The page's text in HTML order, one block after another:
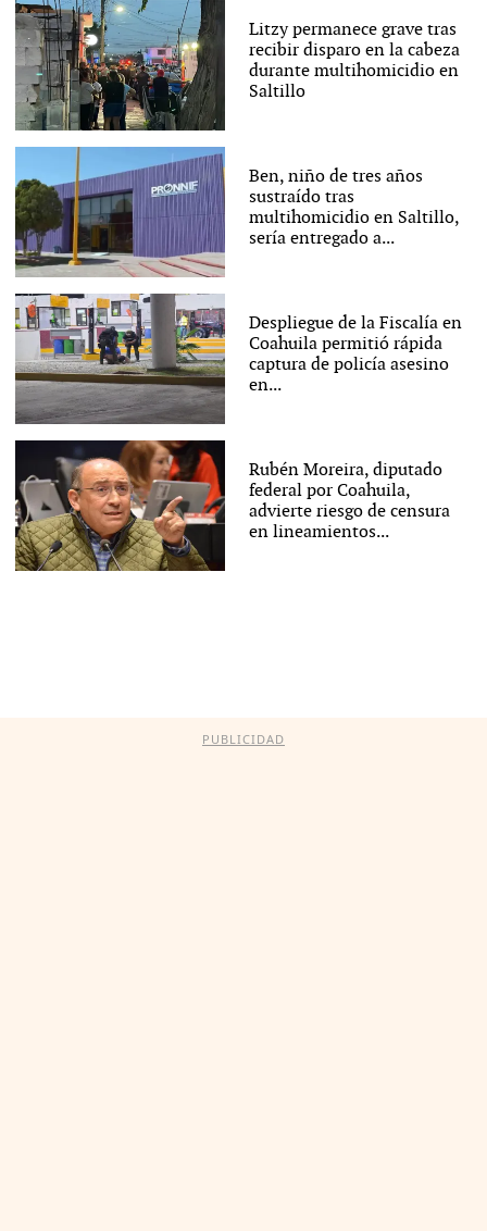
Litzy permanece grave tras
recibir disparo en la cabeza
durante multihomicidio en
Saltillo
Ben, niño de tres años
sustraído tras
multihomicidio en Saltillo,
sería entregado a...
Despliegue de la Fiscalía en
Coahuila permitió rápida
captura de policía asesino
en...
Rubén Moreira, diputado
federal por Coahuila,
advierte riesgo de censura
en lineamientos...
PUBLICIDAD